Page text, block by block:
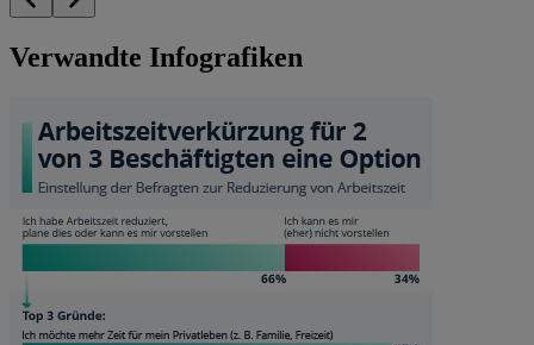
Verwandte Infografiken